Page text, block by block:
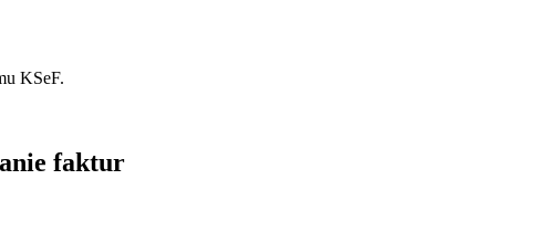
KSeF.
faktur